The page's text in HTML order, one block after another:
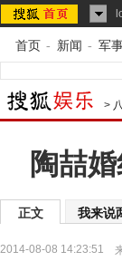
首页 - 新闻 - 军
>
陶喆
正文 我来说
2014-08-08 14:23:51